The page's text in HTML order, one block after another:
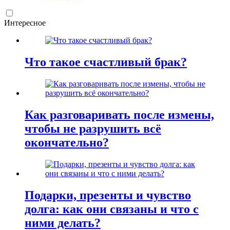
Интересное
Что такое счастливый брак?
Как разговаривать после измены,
чтобы не разрушить всё
окончательно?
Подарки, презенты и чувство
долга: как они связаны и что с
ними делать?